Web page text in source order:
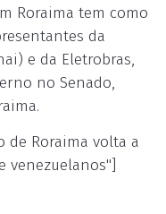
Roraima tem como
da
e da Eletrobras,
no Senado,
de Roraima volta a
venezuelanos"]